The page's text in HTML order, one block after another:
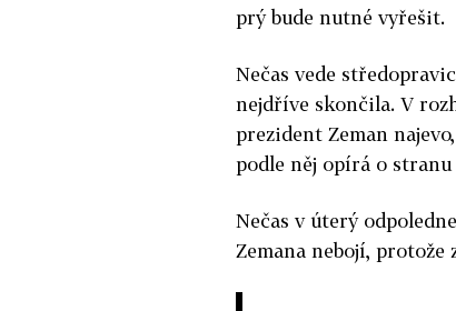
prý bude nutné vyřešit.
Nečas vede
nejdříve skončila. V
prezident Zeman
podle něj opírá o
Nečas v úterý
Zemana nebojí, protože